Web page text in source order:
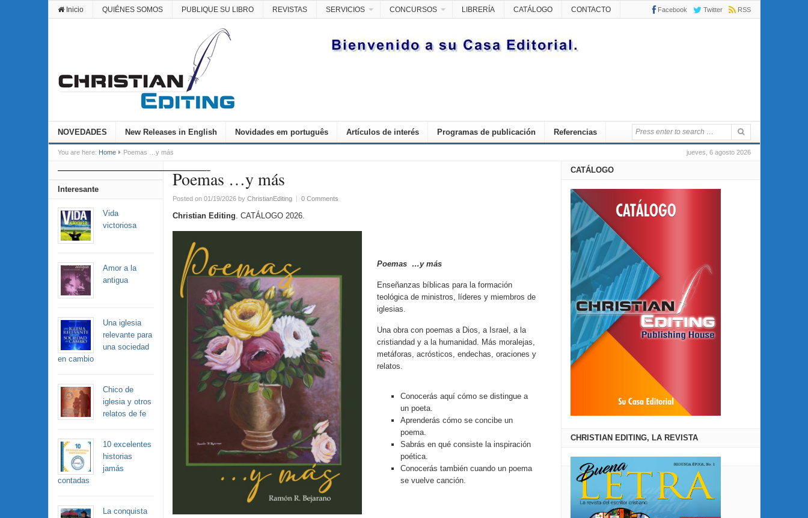
Inicio QUIÉNES SOMOS PUBLIQUE SU LIBRO REVISTAS SERVICIOS CONCURSOS LIBRERÍA CATÁLOGO CONTACTO Facebook Twitter RSS
NOVEDADES New Releases in English Novidades em português Artículos de interés Programas de publicación Referencias
jueves, 6 agosto 2026
You are here: Home Poemas …y más
Poemas …y más
Posted on 01/19/2026by ChristianEditing | 0 Comments
Christian Editing. CATÁLOGO 2026.
Poemas …y más
Enseñanzas bíblicas para la formación
teológica de ministros, líderes y miembros de
iglesias.
Una obra con poemas a Dios, a Israel, a la
cristiandad y a la humanidad. Más moralejas,
metáforas, acrósticos, endechas, oraciones y
relatos.
Conocerás aquí cómo se distingue a
un poeta.
Aprenderás cómo se concibe un
poema.
Sabrás en qué consiste la inspiración
poética.
Conocerás también cuando un poema
se vuelve canción.
———————————————————–
Interesante
Vida
victoriosa
Amor a la
antigua
Una iglesia
relevante para
una sociedad
en cambio
Chico de
iglesia y otros
relatos de fe
10 excelentes
historias
jamás
contadas
La conquista
CATÁLOGO
CHRISTIAN EDITING, LA REVISTA